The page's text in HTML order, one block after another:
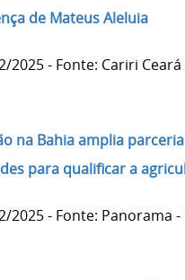
de Mateus Aleluia
2025 - Fonte: Cariri
na Bahia amplia
para qualificar a
2025 - Fonte: Panorama